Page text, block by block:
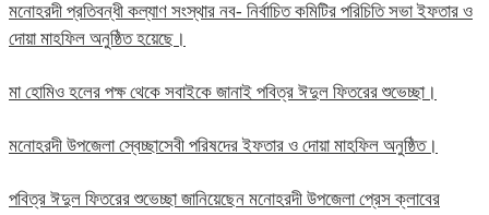
মনোহরদী প্রতিবন্ধী কল্যাণ সংস্থার নব- নির্বাচিত কমিটির পরিচিতি সভা ইফতার ও
দোয়া মাহফিল অনুষ্ঠিত হয়েছে।
মা হোমিও হলের পক্ষ থেকে সবাইকে জানাই পবিত্র ঈদুল ফিতরের শুভেচ্ছা।
মনোহরদী উপজেলা স্বেচ্ছাসেবী পরিষদের ইফতার ও দোয়া মাহফিল অনুষ্ঠিত।
পবিত্র ঈদুল ফিতরের শুভেচ্ছা জানিয়েছেন মনোহরদী উপজেলা প্রেস ক্লাবের